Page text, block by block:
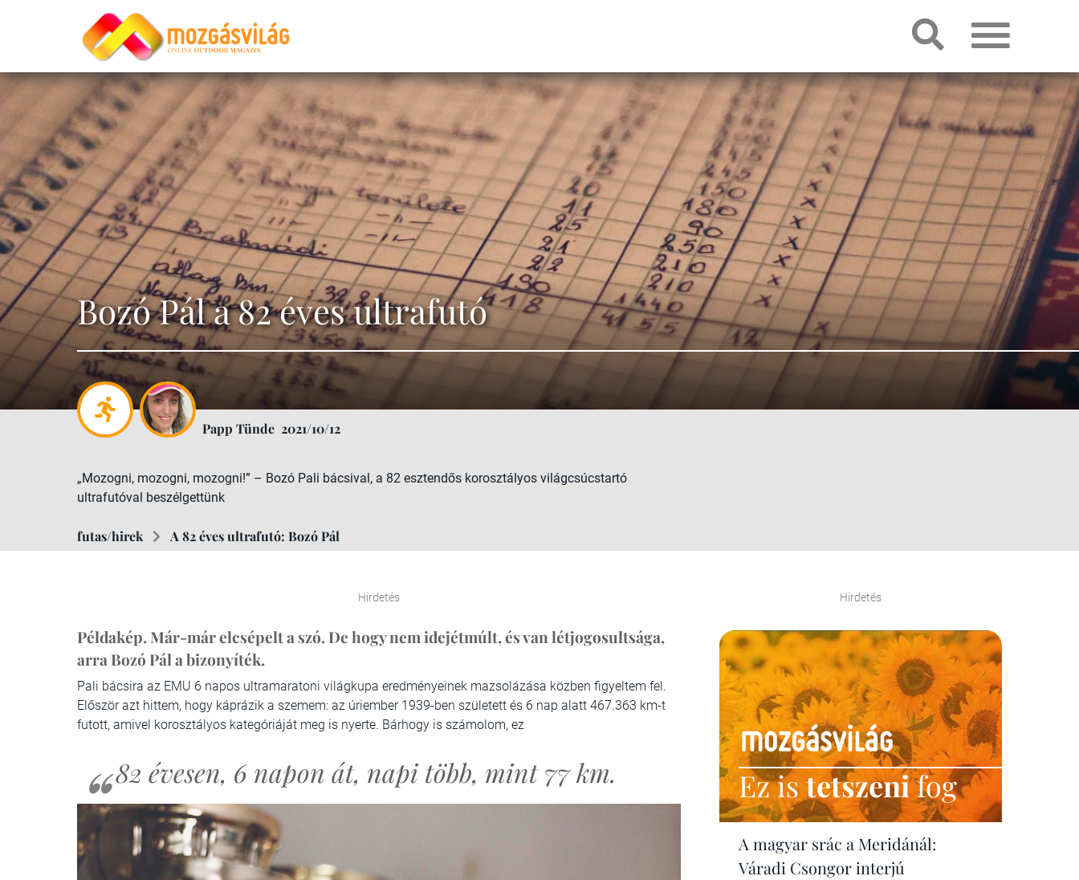
Bozó Pál a 82 éves ultrafutó
Papp Tünde 2021/10/12
„Mozogni, mozogni, mozogni!” – Bozó Pali bácsival, a 82 esztendős korosztályos világcsúcstartó
ultrafutóval beszélgettünk
futas/hirek A 82 éves ultrafutó: Bozó Pál
Hirdetés
Példakép. Már-már elcsépelt a szó. De hogy nem idejétmúlt, és van létjogosultsága,
arra Bozó Pál a bizonyíték.
Pali bácsira az EMU 6 napos ultramaratoni világkupa eredményeinek mazsolázása közben figyeltem fel.
Először azt hittem, hogy káprázik a szemem: az úriember 1939-ben született és 6 nap alatt 467.363 km-t
futott, amivel korosztályos kategóriáját meg is nyerte. Bárhogy is számolom, ez
82 évesen, 6 napon át, napi több, mint 77 km.
Hirdetés
Ez istetszenifog
A magyar srác a Meridánál:
Váradi Csongor interjú